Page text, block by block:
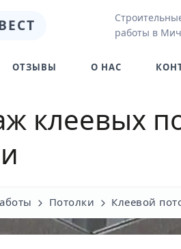
работы в
ОТЗЫВЫ О НАС
клеевых
Потолки Клеевой